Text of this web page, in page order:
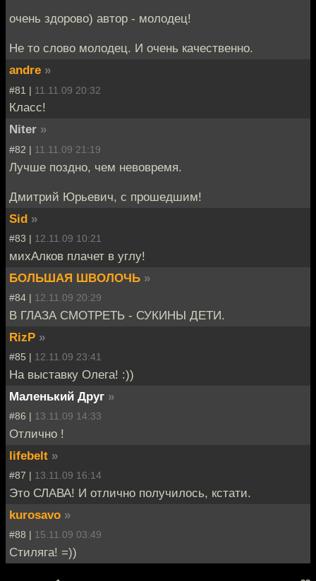
очень здорово) автор - молодец!
Не то слово молодец. И очень качественно.
andre »
#81 | 11.11.09 20:32
Класс!
Niter »
#82 | 11.11.09 21:19
Лучше поздно, чем невовремя.
Дмитрий Юрьевич, с прошедшим!
Sid »
#83 | 12.11.09 10:21
михАлков плачет в углу!
БОЛЬШАЯ ШВОЛОЧЬ »
#84 | 12.11.09 20:29
В ГЛАЗА СМОТРЕТЬ - СУКИНЫ ДЕТИ.
RizP »
#85 | 12.11.09 23:41
На выставку Олега! :))
Маленький Друг »
#86 | 13.11.09 14:33
Отлично !
lifebelt »
#87 | 13.11.09 16:14
Это СЛАВА! И отлично получилось, кстати.
kurosavo »
#88 | 15.11.09 03:49
Стиляга! =))